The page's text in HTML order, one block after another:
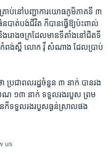
គ្រាប់​នៅ​បញ្ជា​ការ​យោធ​ភូមិភាគ​ទី ៣
ន​បាត់​បង់​ជីវិត ​ក៏​បាន​ធ្វើ​ឱ្យ​ប៉ះពាល់​
ង​រោងចក្រ​ដែល​មាន​ទីតាំង​នៅ​ជិត​ទី​
កំពង់ស្ពឺ ​លោក ​វ៉ី សំណាង ​ដែល​ប្រាប់​
ប្រជា​ពលរដ្ឋ​ចំនួន ​៣ ​នាក់ ​បាន​រង​
មាណ ​១៣ ​នាក់ ​ទទួល​រង​របួស​ ព្រម​
ទទួល​រង​របួស​ធ្ងន់​ស្រាល​ផង​
us